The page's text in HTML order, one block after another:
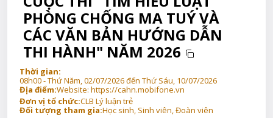
PHÒNG CHỐNG MA TUÝ VÀ
CÁC VĂN BẢN HƯỚNG DẪN
THI HÀNH" NĂM 2026
Thời gian:
08h00 - Thứ Năm, 02/07/2026 đến Thứ Sáu, 10/07/2026
Địa điểm:Website: https://cahn.mobifone.vn
Đơn vị tổ chức:CLB Lý luận trẻ
Đối tượng tham gia:Học sinh, Sinh viên, Đoàn viên